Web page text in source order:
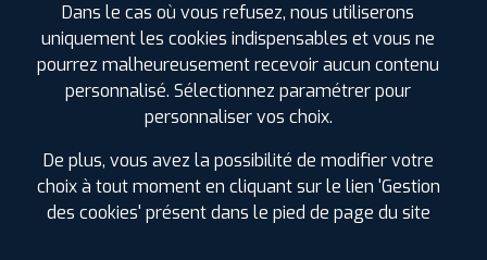
Dans le cas où vous refusez, nous utiliserons
uniquement les cookies indispensables et vous ne
pourrez malheureusement recevoir aucun contenu
personnalisé. Sélectionnez paramétrer pour
personnaliser vos choix.
De plus, vous avez la possibilité de modifier votre
choix à tout moment en cliquant sur le lien 'Gestion
des cookies' présent dans le pied de page du site